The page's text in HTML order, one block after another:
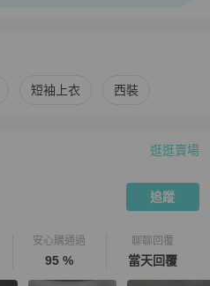
短袖上衣 西裝
逛逛賣場
追蹤
安心購通過
95 %
聊聊回覆
當天回覆